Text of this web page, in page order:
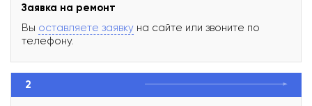
Заявка на ремонт
Вы оставляете заявку на сайте или звоните по
телефону.
2